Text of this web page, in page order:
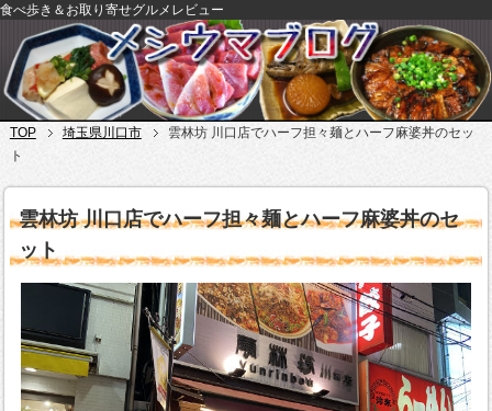
食べ歩き＆お取り寄せグルメレビュー
TOP 埼玉県川口市
雲林坊 川口店でハーフ担々麺とハーフ麻婆丼のセッ
ト
雲林坊 川口店でハーフ担々麺とハーフ麻婆丼のセ
ット